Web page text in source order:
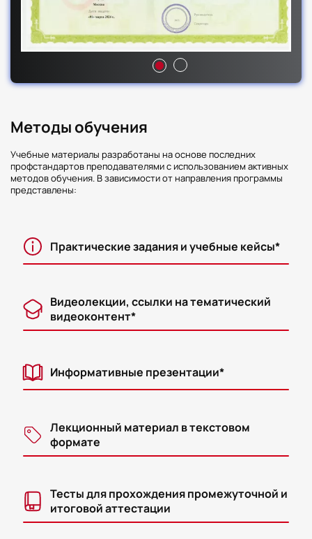
Методы обучения
Учебные материалы разработаны на основе последних
профстандартов преподавателями с использованием активных
методов обучения. В зависимости от направления программы
представлены:
Практические задания и учебные кейсы*
Видеолекции, ссылки на тематический
видеоконтент*
Информативные презентации*
Лекционный материал в текстовом
формате
Тесты для прохождения промежуточной и
итоговой аттестации